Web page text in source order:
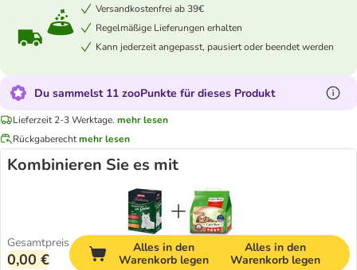
Versandkostenfrei ab 39€
Regelmäßige Lieferungen erhalten
Kann jederzeit angepasst, pausiert oder beendet werden
Du sammelst 11 zooPunkte für dieses Produkt
Lieferzeit 2-3 Werktage. mehr lesen
Rückgaberechtmehr lesen
Kombinieren Sie es mit
Gesamtpreis
0,00 €
Alles in den
Warenkorb legen
Alles in den
Warenkorb legen